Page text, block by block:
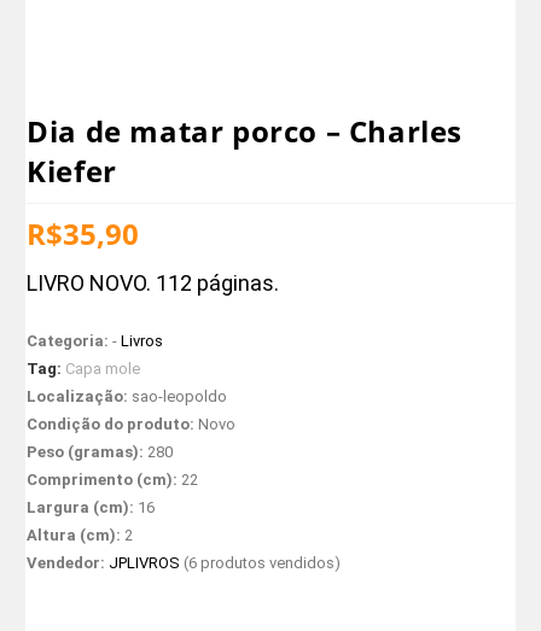
Dia de matar porco – Charles
Kiefer
R$35,90
LIVRO NOVO. 112 páginas.
Categoria:-Livros
Tag: Capa mole
Localização: sao-leopoldo
Condição do produto: Novo
Peso (gramas): 280
Comprimento (cm): 22
Largura (cm): 16
Altura (cm): 2
Vendedor: JPLIVROS (6 produtos vendidos)